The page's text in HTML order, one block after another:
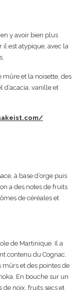
y avoir bien plus
il est atypique, avec la
et la noisette, des
d’acacia, vanille et
à base d’orge puis
a des notes de fruits
de céréales et
de Martinique. Il a
contenu du Cognac.
et des pointes de
En bouche sur un
de noix, fruits secs et